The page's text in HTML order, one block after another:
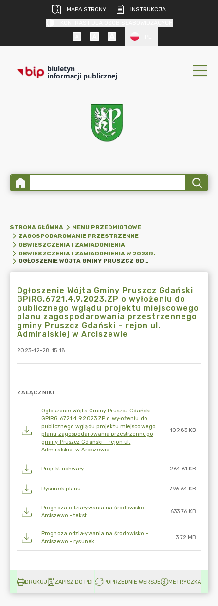
MAPA STRONY
INSTRUKCJA
biuletyn
informacji publicznej
STRONA GŁÓWNA
MENU PRZEDMIOTOWE
ZAGOSPODAROWANIE PRZESTRZENNE
OBWIESZCZENIA I ZAWIADOMIENIA
OBWIESZCZENIA I ZAWIADOMIENIA W 2023R.
OGŁOSZENIE WÓJTA GMINY PRUSZCZ GDAŃSKI GPIRG.6721.4.9.2023.ZP O WYŁOŻENIU DO PUBLICZNEGO WGLĄDU PROJEKTU MIEJSCOWEGO PLANU ZAGOSPODAROWANIA PRZESTRZENNEGO GMINY PRUSZCZ GDAŃSKI – REJON UL. ADMIRALSKIEJ W ARCISZEWIE
Ogłoszenie Wójta Gminy Pruszcz Gdański
GPiRG.6721.4.9.2023.ZP o wyłożeniu do
publicznego wglądu projektu miejscowego
planu zagospodarowania przestrzennego
gminy Pruszcz Gdański – rejon ul.
Admiralskiej w Arciszewie
2023-12-28 15:18
ZAŁĄCZNIKI
Ogłoszenie Wójta Gminy Pruszcz Gdański
GPiRG.6721.4.9.2023.ZP o wyłożeniu do
publicznego wglądu projektu miejscowego
planu zagospodarowania przestrzennego
gminy Pruszcz Gdański – rejon ul.
Admiralskiej w Arciszewie
109.83 KB
Projekt uchwały 264.61 KB
Rysunek planu 796.64 KB
Prognoza odziaływania na środowisko -
Arciszewo - tekst
633.76 KB
Prognoza odziaływania na środowisko -
Arciszewo - rysunek
3.72 MB
DRUKUJ ZAPISZ DO PDF POPRZEDNIE WERSJE METRYCZKA